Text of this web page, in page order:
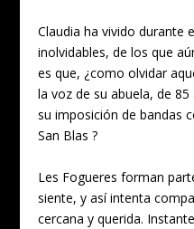
Claudia ha vivido durante
inolvidables, de los que
es que, ¿como olvidar
la voz de su abuela, de
su imposición de bandas
San Blas ?
Les Fogueres forman
siente, y así intenta
cercana y querida.